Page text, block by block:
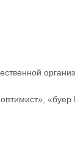
«буер